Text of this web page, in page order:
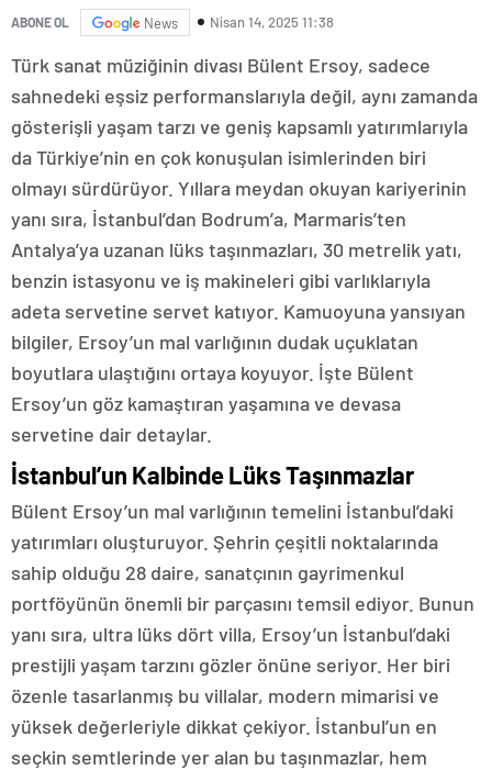
ABONE OL News Nisan 14, 2025 11:38
Türk sanat müziğinin divası Bülent Ersoy, sadece
sahnedeki eşsiz performanslarıyla değil, aynı zamanda
gösterişli yaşam tarzı ve geniş kapsamlı yatırımlarıyla
da Türkiye’nin en çok konuşulan isimlerinden biri
olmayı sürdürüyor. Yıllara meydan okuyan kariyerinin
yanı sıra, İstanbul’dan Bodrum’a, Marmaris’ten
Antalya’ya uzanan lüks taşınmazları, 30 metrelik yatı,
benzin istasyonu ve iş makineleri gibi varlıklarıyla
adeta servetine servet katıyor. Kamuoyuna yansıyan
bilgiler, Ersoy’un mal varlığının dudak uçuklatan
boyutlara ulaştığını ortaya koyuyor. İşte Bülent
Ersoy’un göz kamaştıran yaşamına ve devasa
servetine dair detaylar.
İstanbul’un Kalbinde Lüks Taşınmazlar
Bülent Ersoy’un mal varlığının temelini İstanbul’daki
yatırımları oluşturuyor. Şehrin çeşitli noktalarında
sahip olduğu 28 daire, sanatçının gayrimenkul
portföyünün önemli bir parçasını temsil ediyor. Bunun
yanı sıra, ultra lüks dört villa, Ersoy’un İstanbul’daki
prestijli yaşam tarzını gözler önüne seriyor. Her biri
özenle tasarlanmış bu villalar, modern mimarisi ve
yüksek değerleriyle dikkat çekiyor. İstanbul’un en
seçkin semtlerinde yer alan bu taşınmazlar, hem